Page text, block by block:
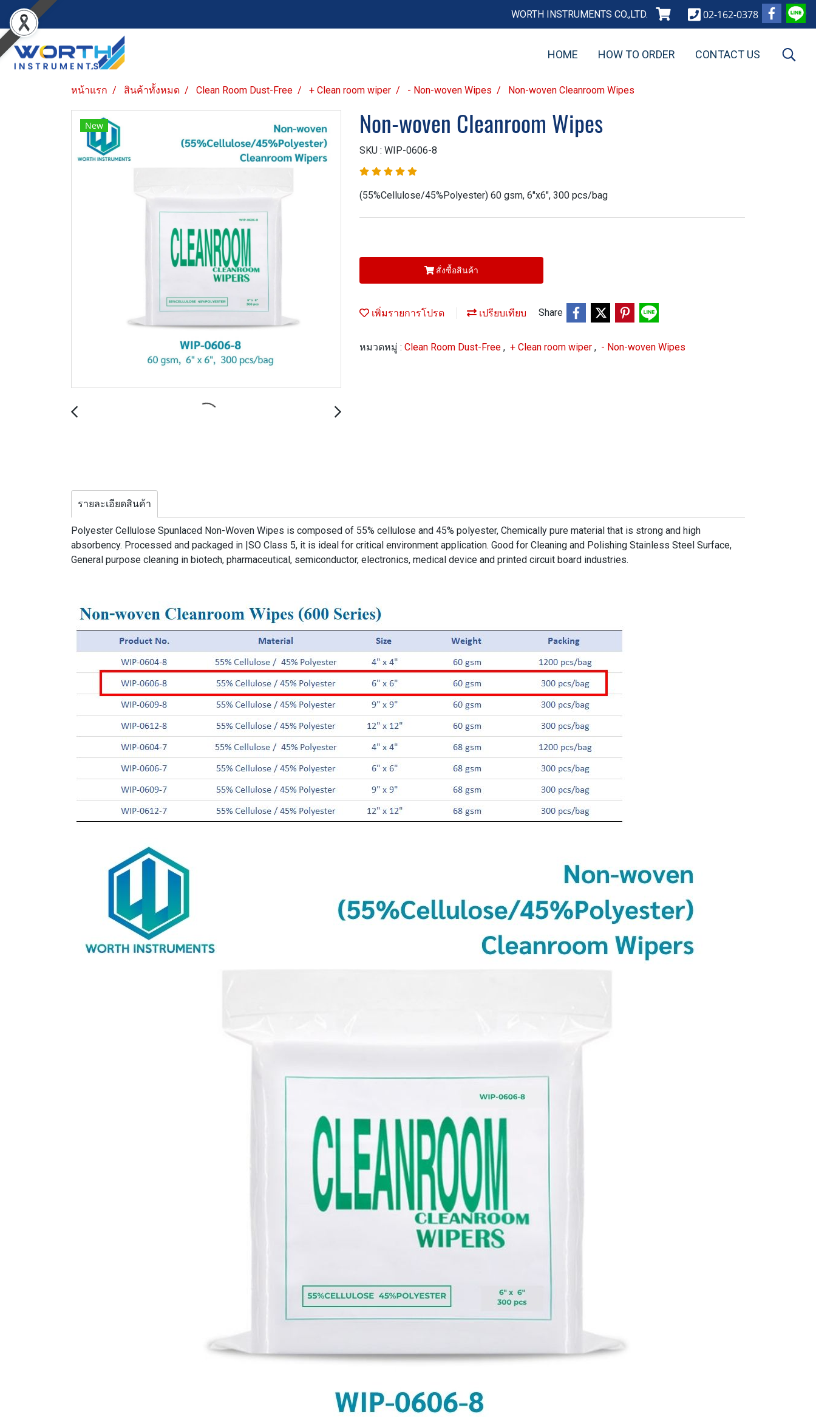
WORTH INSTRUMENTS CO.,LTD. 02-162-0378
HOME HOW TO ORDER CONTACT US
หน้าแรก สินค้าทั้งหมด Clean Room Dust-Free + Clean room wiper - Non-woven Wipes Non-woven Cleanroom Wipes
New Non-woven Cleanroom Wipes
SKU : WIP-0606-8
(55%Cellulose/45%Polyester) 60 gsm, 6"x6", 300 pcs/bag
สั่งซื้อสินค้า
เพิ่มรายการโปรด เปรียบเทียบ Share
หมวดหมู่ : Clean Room Dust-Free , + Clean room wiper , - Non-woven Wipes
รายละเอียดสินค้า
Polyester Cellulose Spunlaced Non-Woven Wipes is composed of 55% cellulose and 45% polyester, Chemically pure material that is strong and high
absorbency. Processed and packaged in |SO Class 5, it is ideal for critical environment application. Good for Cleaning and Polishing Stainless Steel Surface,
General purpose cleaning in biotech, pharmaceutical, semiconductor, electronics, medical device and printed circuit board industries.